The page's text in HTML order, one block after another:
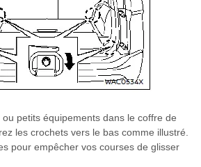
petits équipements dans le coffre de
les crochets vers le bas comme illustré.
pour empêcher vos courses de glisser